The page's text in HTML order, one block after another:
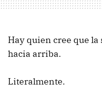
Hay quien cree que
hacia arriba.
Literalmente.